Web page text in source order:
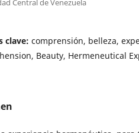
Central de Venezuela
clave: comprensión, belleza,
Beauty, Hermeneutical